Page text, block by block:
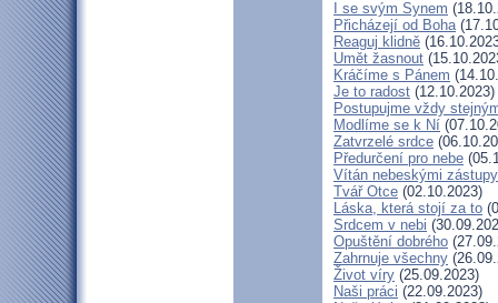
I se svým Synem
Přicházejí od Boha
Reaguj klidně
Umět žasnout
Kráčíme s Pánem
Je to radost (12.10.2023)
Postupujme vždy
Modlíme se k Ní
Zatvrzelé srdce
Předurčení pro nebe
Vítán nebeskými zástupy
Tvář Otce (02.10.2023)
Láska, která stojí za to
Srdcem v nebi
Opuštění dobrého
Zahrnuje všechny
Život víry (25.09.2023)
Naši práci (22.09.2023)